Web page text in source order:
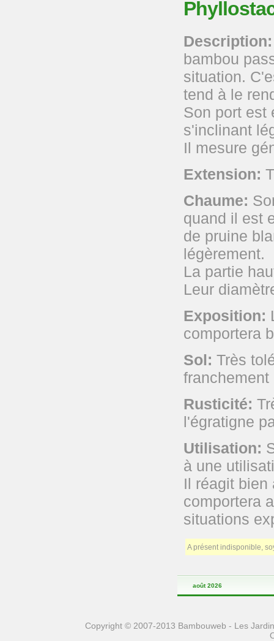
Description:
bambou
situation.
tend à le
Son port est
s'inclinant
Il mesure
Extension:
Chaume:
quand il est
de pruine
légèrement.
La partie
Leur
Exposition:
comportera
Sol: Très
Rusticité:
l'égratigne
Utilisation:
à une
Il réagit
comportera
situations
A présent indisponible,
août 2026
Copyright © 2007-2013 Bambouweb - Les